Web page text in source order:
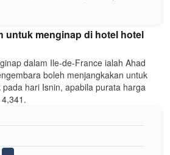
untuk menginap di hotel hotel
dalam Ile-de-France ialah Ahad
boleh menjangkakan untuk
hari Isnin, apabila purata harga